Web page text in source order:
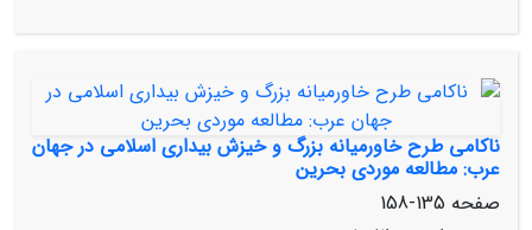
نظریه‌های انتقادی و مطرح‏شده از سوی نویسندگان عرب، به
بررسی و کندوکاو انقلاب‌های عربی بپردازد.
ناکامی طرح خاورمیانه بزرگ و خیزش بیداری اسلامی در جهان
عرب: مطالعه موردی بحرین
صفحه 135-158